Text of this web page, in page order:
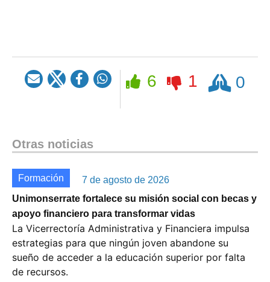
6 1
Rezar 0
Otras noticias
Formación
7 de agosto de 2026
Unimonserrate fortalece su misión social con becas y
apoyo financiero para transformar vidas
La Vicerrectoría Administrativa y Financiera impulsa
estrategias para que ningún joven abandone su
sueño de acceder a la educación superior por falta
de recursos.